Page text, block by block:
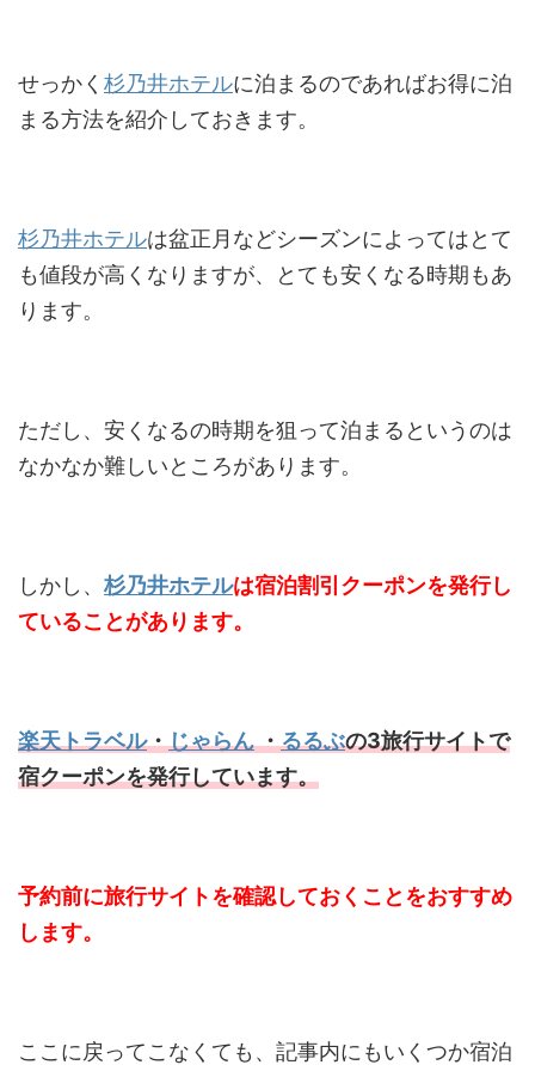
せっかく 杉乃井ホテルに泊まるのであればお得に泊
まる方法を紹介しておきます。
杉乃井ホテルは盆正月などシーズンによってはとて
も値段が高くなりますが、とても安くなる時期もあ
ります。
ただし、安くなるの時期を狙って泊まるというのは
なかなか難しいところがあります。
しかし、 杉乃井ホテルは宿泊割引クーポンを発行し
ていることがあります。
楽天トラベル・じゃらん・るるぶの3旅行サイトで
宿クーポンを発行しています。
予約前に旅行サイトを確認しておくことをおすすめ
します。
ここに戻ってこなくても、記事内にもいくつか宿泊